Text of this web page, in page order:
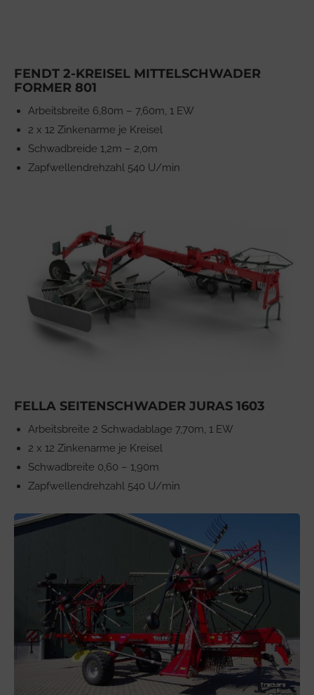
FENDT 2-KREISEL MITTELSCHWADER
FORMER 801
Arbeitsbreite 6,80m – 7,60m, 1 EW
2 x 12 Zinkenarme je Kreisel
Schwadbreide 1,2m – 2,0m
Zapfwellendrehzahl 540 U/min
FELLA SEITENSCHWADER JURAS 1603
Arbeitsbreite 2 Schwadablage 7,70m, 1 EW
2 x 12 Zinkenarme je Kreisel
Schwadbreite 0,60 – 1,90m
Zapfwellendrehzahl 540 U/min